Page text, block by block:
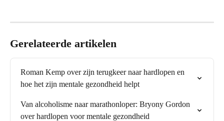
Gerelateerde artikelen
Roman Kemp over zijn terugkeer naar hardlopen en
hoe het zijn mentale gezondheid helpt
Van alcoholisme naar marathonloper: Bryony Gordon
over hardlopen voor mentale gezondheid